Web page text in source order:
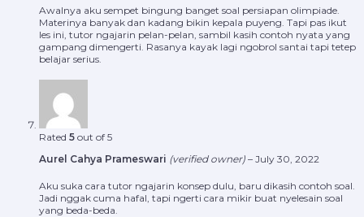
Awalnya aku sempet bingung banget soal persiapan olimpiade.
Materinya banyak dan kadang bikin kepala puyeng. Tapi pas ikut
les ini, tutor ngajarin pelan-pelan, sambil kasih contoh nyata yang
gampang dimengerti. Rasanya kayak lagi ngobrol santai tapi tetep
belajar serius.
Rated 5 out of 5
Aurel Cahya Prameswari (verified owner) – July 30, 2022
Aku suka cara tutor ngajarin konsep dulu, baru dikasih contoh soal.
Jadi nggak cuma hafal, tapi ngerti cara mikir buat nyelesain soal
yang beda-beda.